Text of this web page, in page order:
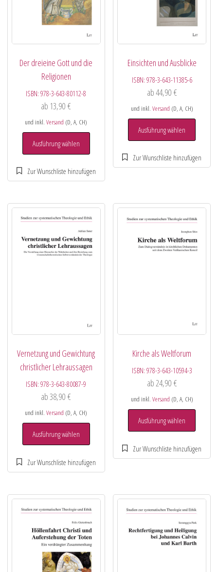
Der dreieine Gott und die
Religionen
ISBN:978-3-643-80112-8
ab 13,90€
und inkl.Versand (D, A, CH)
Ausführung wählen
Einsichten und Ausblicke
ISBN: 978-3-643-11385-6
ab44,90 €
und inkl. Versand (D, A, CH)
Ausführung wählen
Vernetzung und Gewichtung
christlicher Lehraussagen
ISBN:978-3-643-80087-9
ab38,90€
und inkl.Versand (D, A, CH)
Ausführung wählen
Kirche als Weltforum
ISBN: 978-3-643-10594-3
ab24,90 €
und inkl. Versand (D, A, CH)
Ausführung wählen